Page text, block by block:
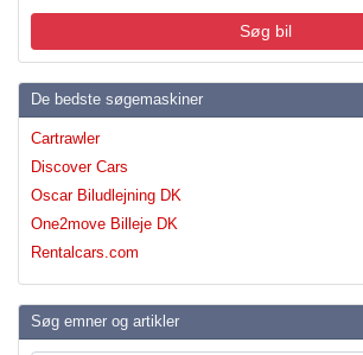
Søg bil
De bedste søgemaskiner
Cartrawler
Discover Cars
Oscar Biludlejning DK
One2move Billeje DK
Rentalcars.com
Søg emner og artikler